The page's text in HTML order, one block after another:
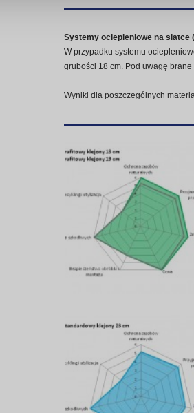
Systemy ociepleniowe na siatce
W przypadku systemu
grubości 18 cm. Pod uwagę
Wyniki dla poszczególnych